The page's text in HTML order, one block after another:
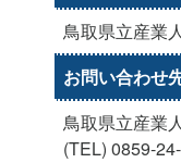
鳥取県立産業
お問い合わせ
鳥取県立産業
(TEL) 0859-